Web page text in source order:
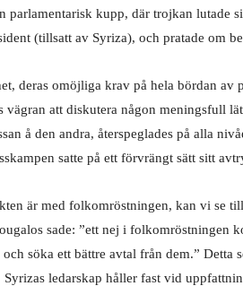
parlamentarisk kupp, där trojkan lutade
(tillsatt av Syriza), och pratade om
deras omöjliga krav på hela bördan av
vägran att diskutera någon meningsfull
å den andra, återspeglades på alla
satte på ett förvrängt sätt sitt
är med folkomröstningen, kan vi se
sade: ”ett nej i folkomröstningen
söka ett bättre avtal från dem.” Detta
Syrizas ledarskap håller fast vid